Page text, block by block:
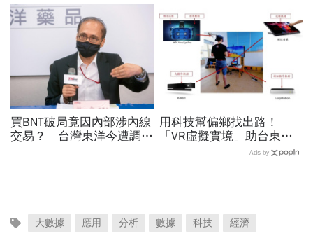
買BNT破局竟因內部涉內線
交易？ 台灣東洋今遭調查
用科技幫偏鄉找出路！
「VR虛擬實境」助台東早
Ads by
大數據 應用 分析 數據 科技 經濟